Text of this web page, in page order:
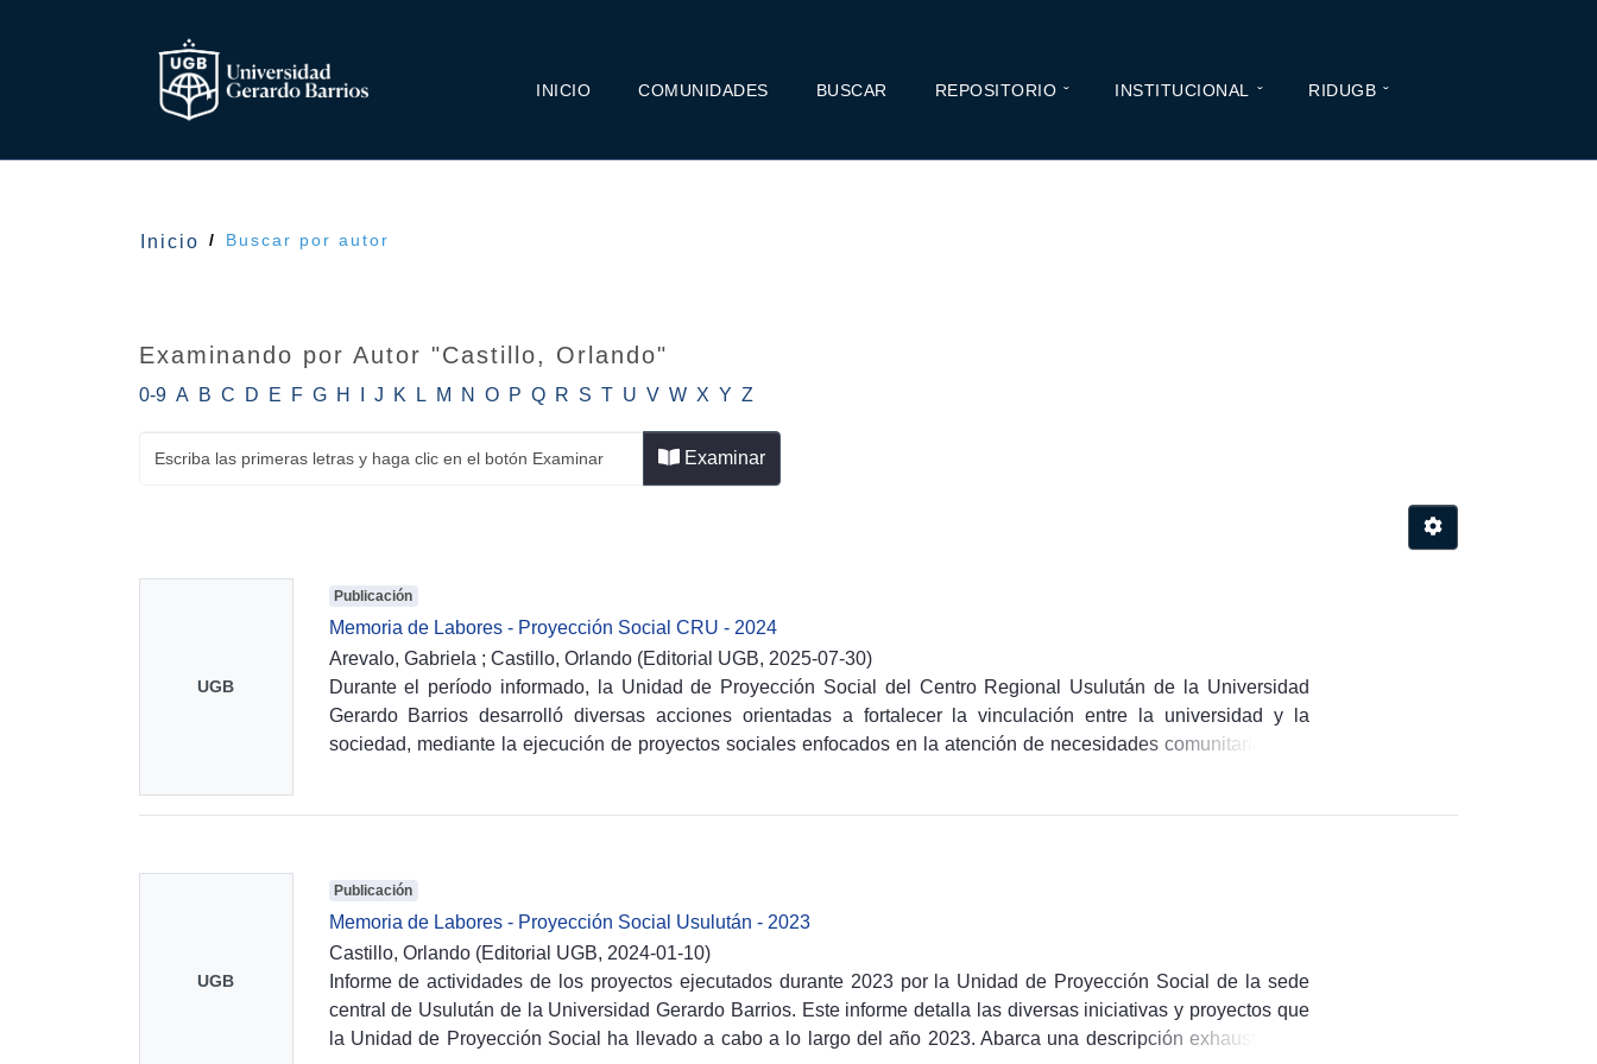
INICIO COMUNIDADES BUSCAR REPOSITORIO INSTITUCIONAL RIDUGB
Inicio Buscar por autor
Examinando por Autor "Castillo, Orlando"
0-9 A B C D E F G H J K L M N O P Q R S T U V W X Y Z
Examinar
UGB
Publicación
Memoria de Labores - Proyección Social CRU - 2024
Arevalo, Gabriela ; Castillo, Orlando (Editorial UGB, 2025-07-30)
Durante el período informado, la Unidad de Proyección Social del Centro Regional Usulután de la Universidad
Gerardo Barrios desarrolló diversas acciones orientadas a fortalecer la vinculación entre la universidad y la
sociedad, mediante la ejecución de proyectos sociales enfocados en la atención de necesidades comunitarias y el
se fortalecieron las alianzas estratégicas con actores locales y regionales, facilitando espacios de colaboración para
la implementación de proyectos de beneficio social. A través de estas intervenciones, la Universidad Gerardo
Barrios reafirmó su compromiso con la responsabilidad social universitaria, contribuyendo al bienestar de la
población y al desarrollo integral de la región oriental del país.
UGB
Publicación
Memoria de Labores - Proyección Social Usulután - 2023
Castillo, Orlando (Editorial UGB, 2024-01-10)
Informe de actividades de los proyectos ejecutados durante 2023 por la Unidad de Proyección Social de la sede
central de Usulután de la Universidad Gerardo Barrios. Este informe detalla las diversas iniciativas y proyectos que
la Unidad de Proyección Social ha llevado a cabo a lo largo del año 2023. Abarca una descripción exhaustiva de